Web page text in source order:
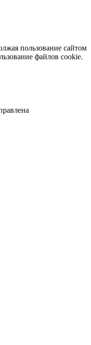
пользование сайтом
файлов cookie.